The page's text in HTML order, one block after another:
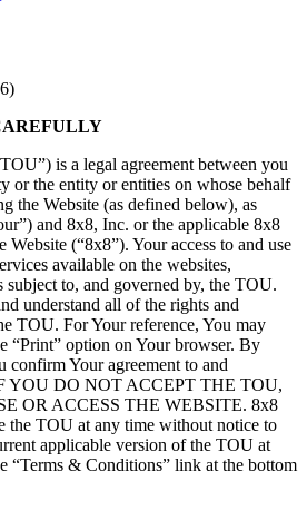
is a legal agreement between you
or the entity or entities on whose behalf
the Website (as defined below), as
and 8x8, Inc. or the applicable 8x8
Website (“8x8”). Your access to and use
available on the websites,
subject to, and governed by, the TOU.
understand all of the rights and
TOU. For Your reference, You may
“Print” option on Your browser. By
confirm Your agreement to and
YOU DO NOT ACCEPT THE TOU,
OR ACCESS THE WEBSITE. 8x8
the TOU at any time without notice to
applicable version of the TOU at
“Terms & Conditions” link at the bottom